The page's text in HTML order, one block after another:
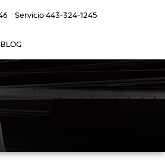
Servicio443-324-1245